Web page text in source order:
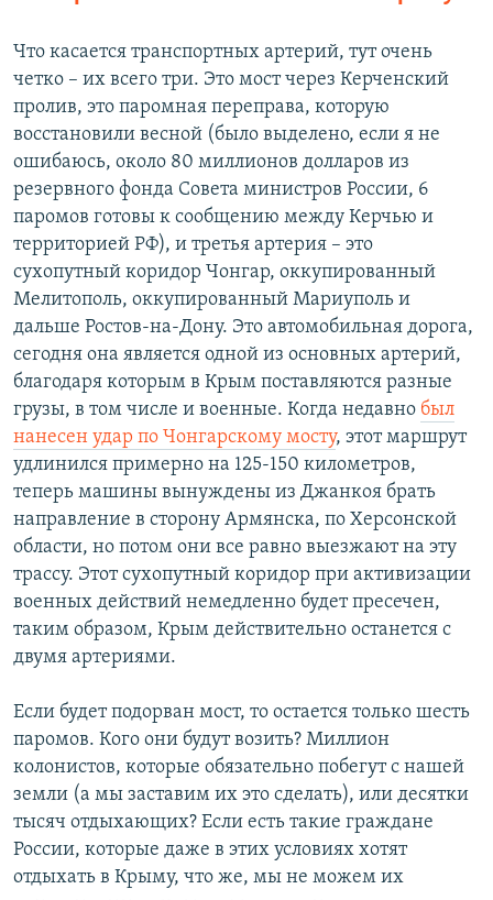
Что касается транспортных артерий, тут очень
четко – их всего три. Это мост через Керченский
пролив, это паромная переправа, которую
восстановили весной (было выделено, если я не
ошибаюсь, около 80 миллионов долларов из
резервного фонда Совета министров России, 6
паромов готовы к сообщению между Керчью и
территорией РФ), и третья артерия – это
сухопутный коридор Чонгар, оккупированный
Мелитополь, оккупированный Мариуполь и
дальше Ростов-на-Дону. Это автомобильная дорога,
сегодня она является одной из основных артерий,
благодаря которым в Крым поставляются разные
грузы, в том числе и военные. Когда недавно был
нанесен удар по Чонгарскому мосту, этот маршрут
удлинился примерно на 125-150 километров,
теперь машины вынуждены из Джанкоя брать
направление в сторону Армянска, по Херсонской
области, но потом они все равно выезжают на эту
трассу. Этот сухопутный коридор при активизации
военных действий немедленно будет пресечен,
таким образом, Крым действительно останется с
двумя артериями.
Если будет подорван мост, то остается только шесть
паромов. Кого они будут возить? Миллион
колонистов, которые обязательно побегут с нашей
земли (а мы заставим их это сделать), или десятки
тысяч отдыхающих? Если есть такие граждане
России, которые даже в этих условиях хотят
отдыхать в Крыму, что же, мы не можем их